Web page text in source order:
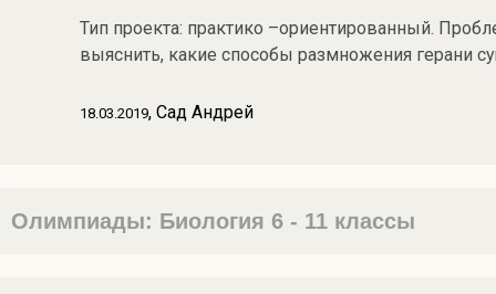
Тип проекта: практико –ориентированный.
выяснить, какие способы размножения герани
18.03.2019, Сад Андрей
Олимпиады: Биология 6 - 11 классы